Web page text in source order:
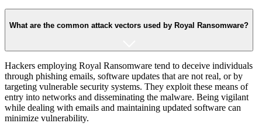
What are the common attack vectors used by Royal Ransomware?
Hackers employing Royal Ransomware tend to deceive individuals
through phishing emails, software updates that are not real, or by
targeting vulnerable security systems. They exploit these means of
entry into networks and disseminating the malware. Being vigilant
while dealing with emails and maintaining updated software can
minimize vulnerability.